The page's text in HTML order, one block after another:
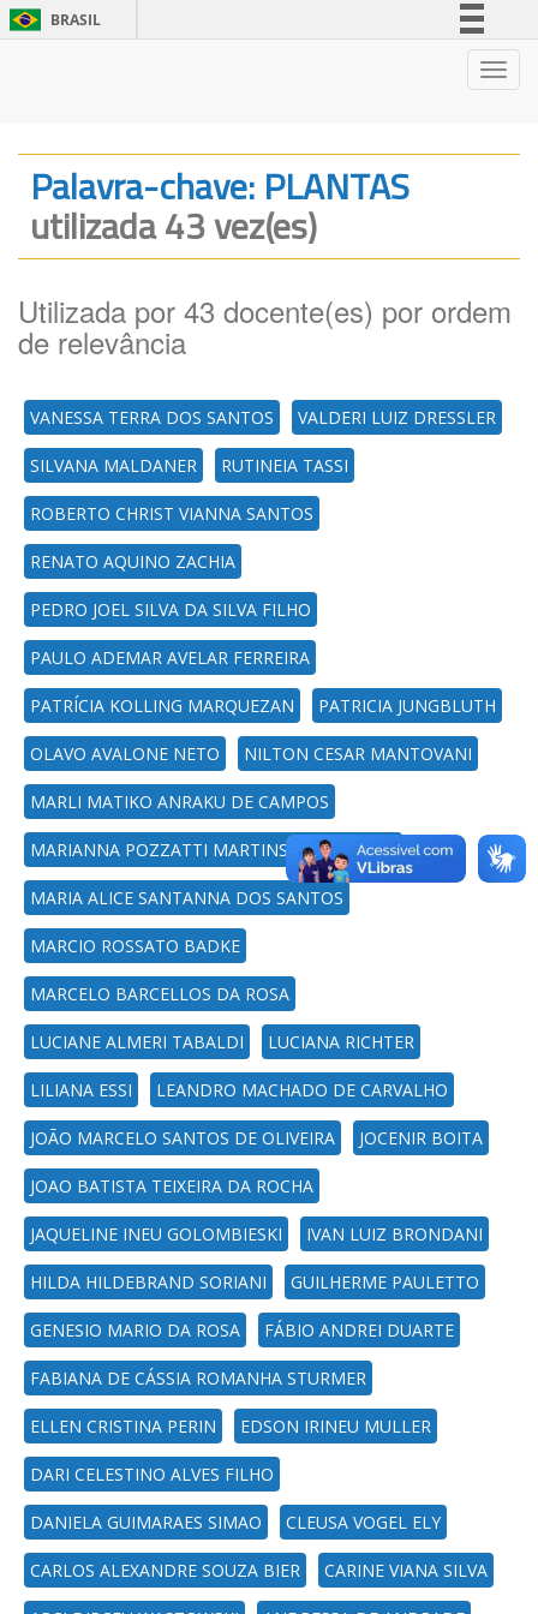
BRASIL
Legislação
Palavra-chave: PLANTAS
utilizada 43 vez(es)
Utilizada por 43 docente(es) por ordem
de relevância
VANESSA TERRA DOS SANTOS VALDERI LUIZ DRESSLER
SILVANA MALDANER RUTINEIA TASSI
ROBERTO CHRIST VIANNA SANTOS
RENATO AQUINO ZACHIA
PEDRO JOEL SILVA DA SILVA FILHO
PAULO ADEMAR AVELAR FERREIRA
PATRÍCIA KOLLING MARQUEZAN PATRICIA JUNGBLUTH
OLAVO AVALONE NETO NILTON CESAR MANTOVANI
MARLI MATIKO ANRAKU DE CAMPOS
MARIANNA POZZATTI MARTINS DE SIQUEIRA
MARIA ALICE SANTANNA DOS SANTOS
MARCIO ROSSATO BADKE
MARCELO BARCELLOS DA ROSA
LUCIANE ALMERI TABALDI LUCIANA RICHTER
LILIANA ESSI LEANDRO MACHADO DE CARVALHO
JOÃO MARCELO SANTOS DE OLIVEIRA JOCENIR BOITA
JOAO BATISTA TEIXEIRA DA ROCHA
JAQUELINE INEU GOLOMBIESKI IVAN LUIZ BRONDANI
HILDA HILDEBRAND SORIANI GUILHERME PAULETTO
GENESIO MARIO DA ROSA FÁBIO ANDREI DUARTE
FABIANA DE CÁSSIA ROMANHA STURMER
ELLEN CRISTINA PERIN EDSON IRINEU MULLER
DARI CELESTINO ALVES FILHO
DANIELA GUIMARAES SIMAO CLEUSA VOGEL ELY
CARLOS ALEXANDRE SOUZA BIER CARINE VIANA SILVA